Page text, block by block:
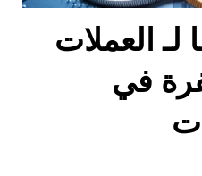
العملات
في